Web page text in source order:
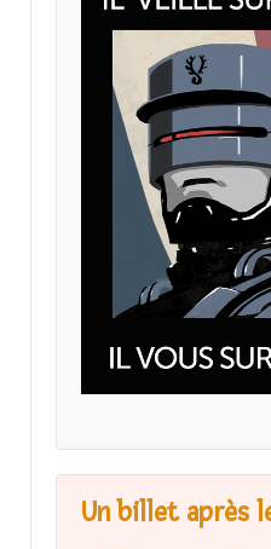
Un billet après